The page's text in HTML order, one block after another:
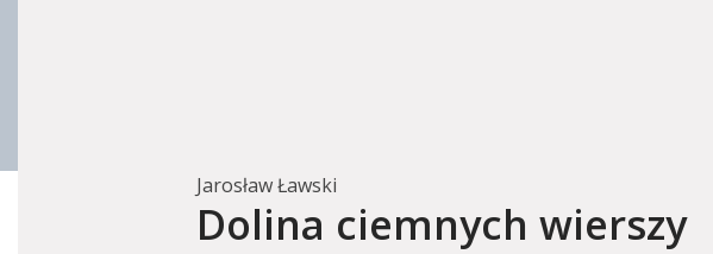
Jarosław Ławski
Dolina ciemnych wierszy